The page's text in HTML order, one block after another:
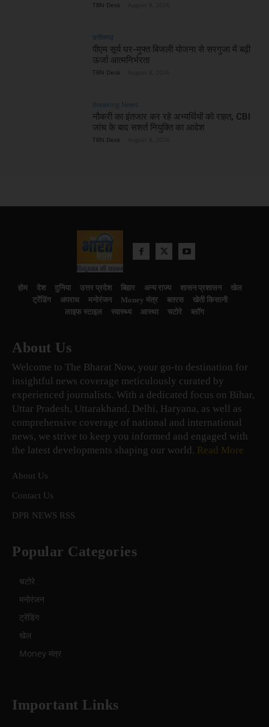
TBN Desk
छत्तीसगढ़
पीएम सूर्य घर-मुफ्त बिजली योजना से सरगुजा में बढ़ी
ऊर्जा आत्मनिर्भरता
TBN Desk
Breaking News
नौकरी का इंतजार कर रहे अभ्यर्थियों को राहत, CBI
जांच के बाद सशर्त नियुक्ति का आदेश
TBN Desk
होम देश दुनिया उत्तर प्रदेश बिहार अन्य राज्य शासन प्रशासन
खेल
ट्रेंडिंग
अपराध मनोरंजन Money मंत्र बतरस
खेती किसानी
लाइफ स्टाइल
स्वास्थ्य आस्था चटोरे ब्लॉग
About Us
Welcome to The Bharat Now, your go-to destination for
insightful news coverage meticulously curated by
experienced journalists. With a dedicated focus on Bihar,
Uttar Pradesh, Uttarakhand, Delhi, Haryana, as well as
comprehensive coverage of national and international
news, we strive to keep you informed and engaged with
the latest developments shaping our world. Read More
About Us
Contact Us
DPR NEWS RSS
Popular Categories
चटोरे
मनोरंजन
ट्रेंडिंग
खेल
Money मंत्र
Important Links